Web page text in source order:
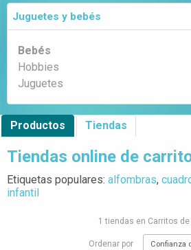
Juguetes y bebés
Bebés
Hobbies
Juguetes
Productos Tiendas
Tiendas online de
Etiquetas populares: alfombras,
infantil
1 tiendas en Carritos de
Ordenar por